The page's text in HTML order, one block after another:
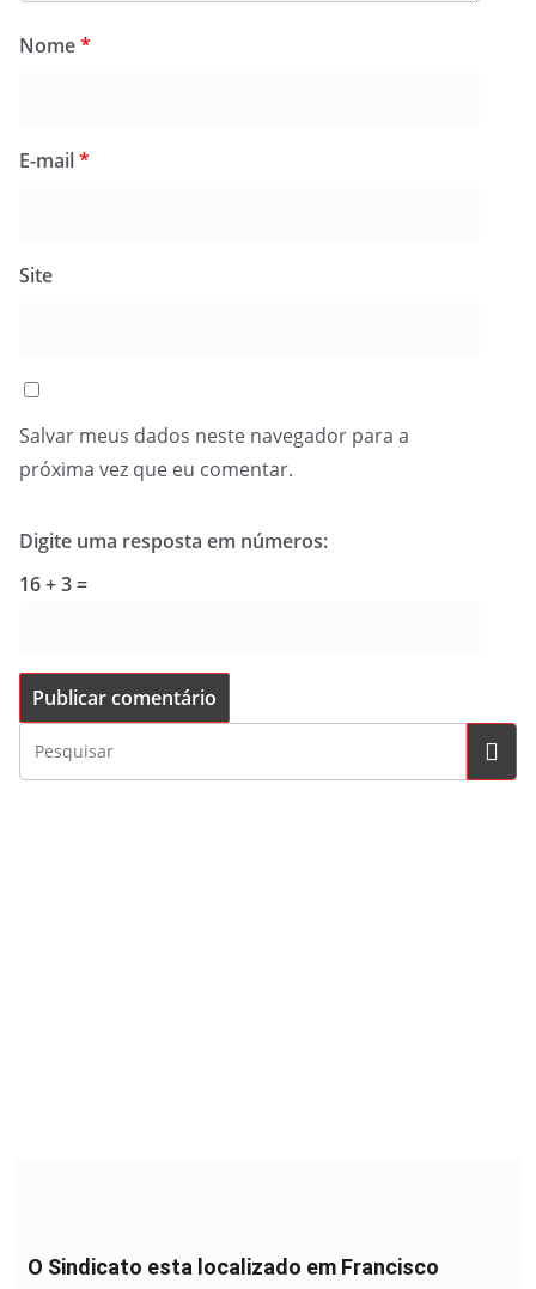
Nome*
E-mail*
Site
Salvar meus dados neste navegador para a
próxima vez que eu comentar.
Digite uma resposta em números:
16 + 3 =
O Sindicato esta localizado em Francisco